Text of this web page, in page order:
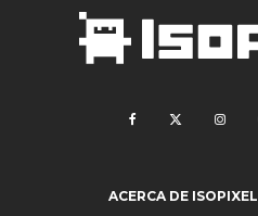
ACERCA DE ISOPIXEL